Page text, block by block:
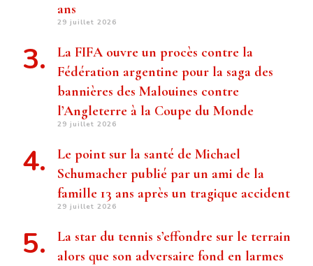
ans
29 juillet 2026
La FIFA ouvre un procès contre la
Fédération argentine pour la saga des
bannières des Malouines contre
l’Angleterre à la Coupe du Monde
29 juillet 2026
Le point sur la santé de Michael
Schumacher publié par un ami de la
famille 13 ans après un tragique accident
29 juillet 2026
La star du tennis s’effondre sur le terrain
alors que son adversaire fond en larmes